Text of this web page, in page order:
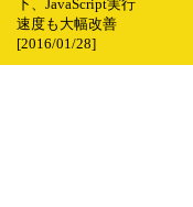
下、JavaScript実行
速度も大幅改善
[2016/01/28]